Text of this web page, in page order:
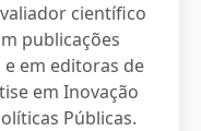
científico
publicações
em editoras de
em Inovação
Públicas.